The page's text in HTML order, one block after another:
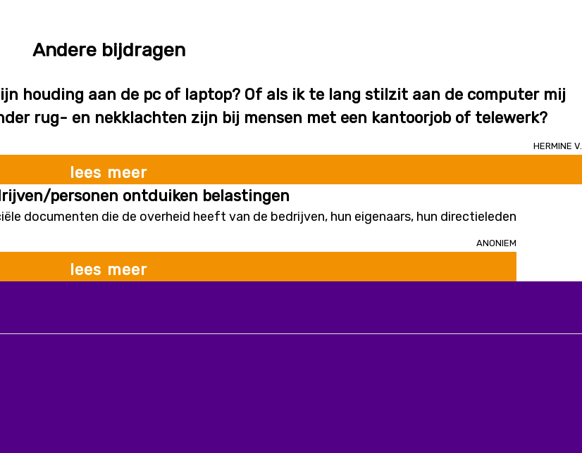
Andere bijdragen
houding aan de pc of laptop? Of als ik te lang stilzit aan de computer mij
rug- en nekklachten zijn bij mensen met een kantoorjob of telewerk?
Hermine V.
lees meer
personen ontduiken belastingen
documenten die de overheid heeft van de bedrijven, hun eigenaars, hun directieleden
Anoniem
lees meer